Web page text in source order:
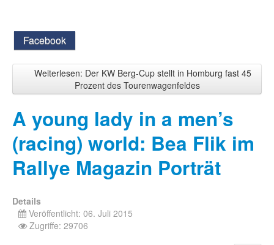
Facebook
Weiterlesen: Der KW Berg-Cup stellt in Homburg fast 45
Prozent des Tourenwagenfeldes
A young lady in a men’s
(racing) world: Bea Flik im
Rallye Magazin Porträt
Details
Veröffentlicht: 06. Juli 2015
Zugriffe: 29706